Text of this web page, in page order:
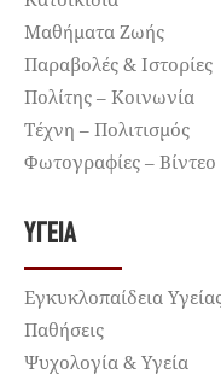
Μαθήματα Ζωής
Παραβολές & Ιστορίες
Πολίτης – Κοινωνία
Τέχνη – Πολιτισμός
Φωτογραφίες – Βίντεο
ΥΓΕΊΑ
Εγκυκλοπαίδεια
Παθήσεις
Ψυχολογία & Υγεία